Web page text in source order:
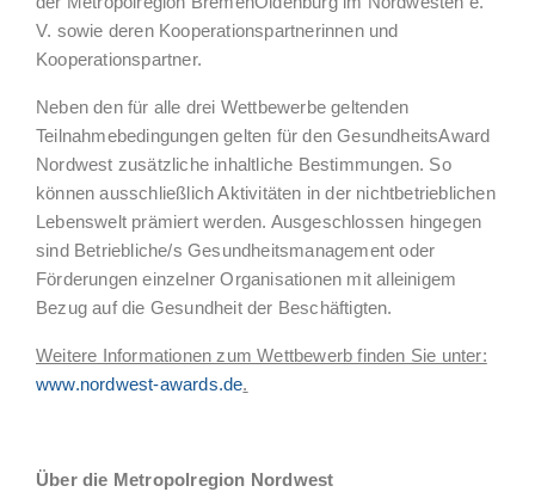
V. sowie deren Kooperationspartnerinnen und
Kooperationspartner.
Neben den für alle drei Wettbewerbe geltenden
Teilnahmebedingungen gelten für den GesundheitsAward
Nordwest zusätzliche inhaltliche Bestimmungen. So
können ausschließlich Aktivitäten in der nichtbetrieblichen
Lebenswelt prämiert werden. Ausgeschlossen hingegen
sind Betriebliche/s Gesundheitsmanagement oder
Förderungen einzelner Organisationen mit alleinigem
Bezug auf die Gesundheit der Beschäftigten.
Weitere Informationen zum Wettbewerb finden Sie unter:
www.nordwest-awards.de.
Über die Metropolregion Nordwest